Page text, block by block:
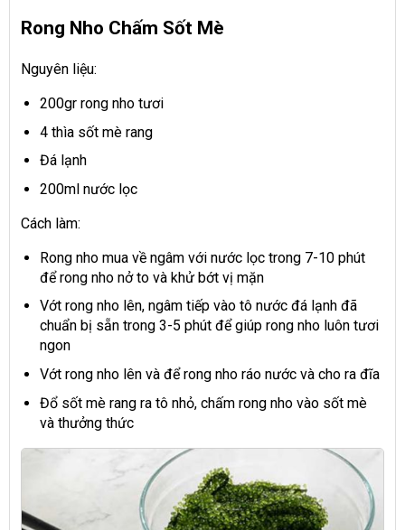
Rong Nho Chấm Sốt Mè
Nguyên liệu:
200gr rong nho tươi
4 thìa sốt mè rang
Đá lạnh
200ml nước lọc
Cách làm:
Rong nho mua về ngâm với nước lọc trong 7-10 phút
để rong nho nở to và khử bớt vị mặn
Vớt rong nho lên, ngâm tiếp vào tô nước đá lạnh đã
chuẩn bị sẵn trong 3-5 phút để giúp rong nho luôn tươi
ngon
Vớt rong nho lên và để rong nho ráo nước và cho ra đĩa
Đổ sốt mè rang ra tô nhỏ, chấm rong nho vào sốt mè
và thưởng thức